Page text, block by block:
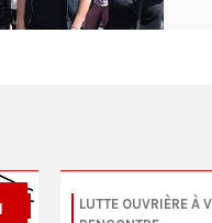
LUTTE OUVRIÈRE À